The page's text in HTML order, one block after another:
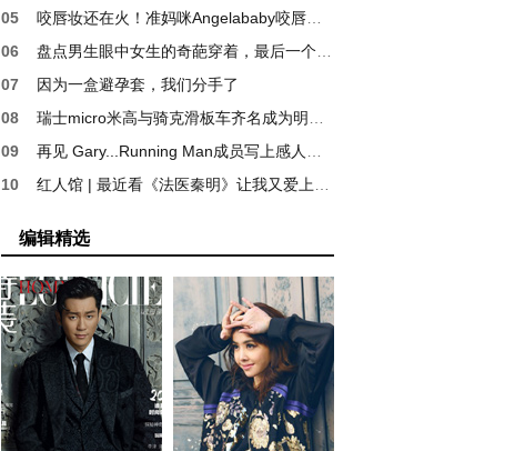
05
咬唇妆还在火！准妈咪Angelababy咬唇妆惊艳全场！
06
盘点男生眼中女生的奇葩穿着，最后一个好吃惊！
07
因为一盒避孕套，我们分手了
08
瑞士micro米高与骑克滑板车齐名成为明星宝宝新宠
09
再见 Gary...Running Man成员写上感人道別信，泪别狗哥
10
红人馆 | 最近看《法医秦明》让我又爱上了可爱的焦俊艳
编辑精选